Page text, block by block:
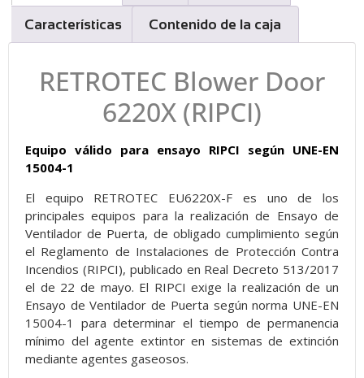
Características Contenido de la caja
RETROTEC Blower Door
6220X (RIPCI)
Equipo válido para ensayo RIPCI según UNE-EN
15004-1
El equipo RETROTEC EU6220X-F es uno de los
principales equipos para la realización de Ensayo de
Ventilador de Puerta, de obligado cumplimiento según
el Reglamento de Instalaciones de Protección Contra
Incendios (RIPCI), publicado en Real Decreto 513/2017
el de 22 de mayo. El RIPCI exige la realización de un
Ensayo de Ventilador de Puerta según norma UNE-EN
15004-1 para determinar el tiempo de permanencia
mínimo del agente extintor en sistemas de extinción
mediante agentes gaseosos.